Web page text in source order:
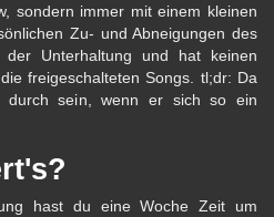
sondern immer mit einem kleinen
Zu- und Abneigungen des
Unterhaltung und hat keinen
freigeschalteten Songs. tl;dr: Da
durch sein, wenn er sich so ein
hast du eine Woche Zeit um